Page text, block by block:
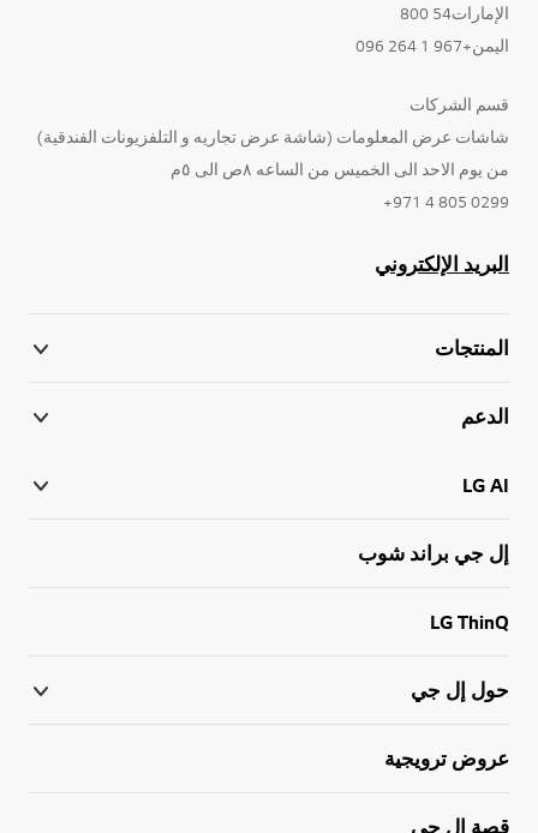
الإمارات54 800
اليمن+967 1 264 096
قسم الشركات
شاشات عرض المعلومات (شاشة عرض تجاريه و التلفزيونات الفندقية)
من يوم الاحد الى الخميس من الساعه ٨ص الى ٥م
0299 805 4 971+
البريد الإلكتروني
المنتجات
الدعم
LG AI
إل جي براند شوب
LG ThinQ
حول إل جي
عروض ترويجية
قصة إل جي